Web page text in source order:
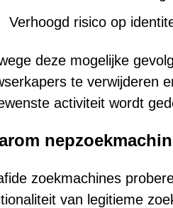
Verhoogd risico op
deze mogelijke
te verwijderen
activiteit wordt
zoekmachines
van legitieme